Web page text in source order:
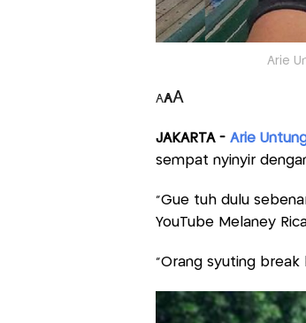
Arie
AAA
JAKARTA - Arie
sempat nyinyir
"Gue tuh dulu
YouTube Melaney
"Orang syuting break